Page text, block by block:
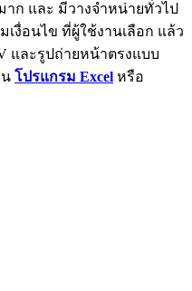
ก และ มีวางจำหน่ายทั่วไป
งื่อนไข ที่ผู้ใช้งานเลือก แล้ว
และรูปถ่ายหน้าตรงแบบ
น โปรแกรม Excel หรือ